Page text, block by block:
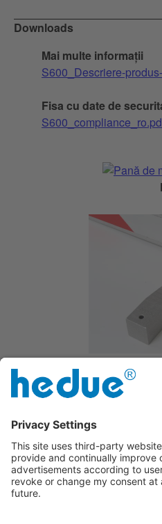
Downloads
Mai multe informații
S600_Descriere-
Fisa cu date de
Verificare